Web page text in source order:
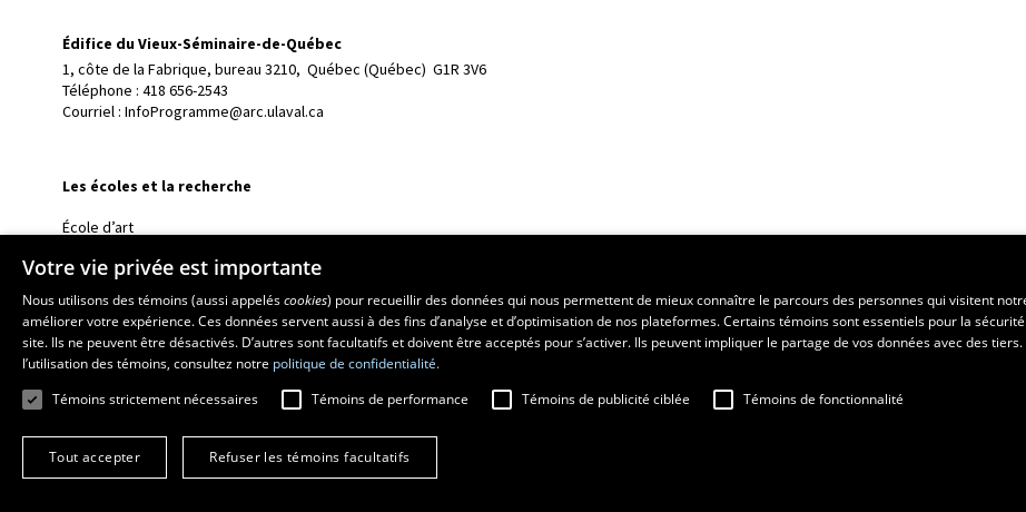
Édifice du Vieux-Séminaire-de-Québec
1, côte de la Fabrique, bureau 3210, Québec (Québec)  G1R 3V6
Téléphone : 418 656-2543
Courriel : InfoProgramme@arc.ulaval.ca
Les écoles et la recherche
École d’art
École de design
Centre de recherche en aménagement et développement
Votre vie privée est importante
Nous utilisons des témoins (aussi appeléscookies) pour recueillir des données qui nous permettent de mieux connaître le parcours des personnes qui visitent
améliorer votre expérience. Ces données servent aussi à des fins d’analyse et d’optimisation de nos plateformes. Certains témoins sont essentiels pour la
site. Ils ne peuvent être désactivés. D’autres sont facultatifs et doivent être acceptés pour s’activer. Ils peuvent impliquer le partage de vos données avec des
l’utilisation des témoins, consultez notre politique de confidentialité.
Témoins strictement nécessaires
Témoins de performance Témoins de publicité ciblée Témoins de fonctionnalité
Tout accepter Refuser les témoins facultatifs